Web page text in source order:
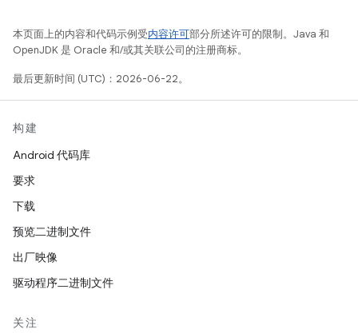
本页面上的内容和代码示例受内容许可部分所述许可的限制。Java 和
OpenJDK 是 Oracle 和/或其关联公司的注册商标。
最后更新时间 (UTC)：2026-06-22。
构建
Android 代码库
要求
下载
预览二进制文件
出厂映像
驱动程序二进制文件
关注